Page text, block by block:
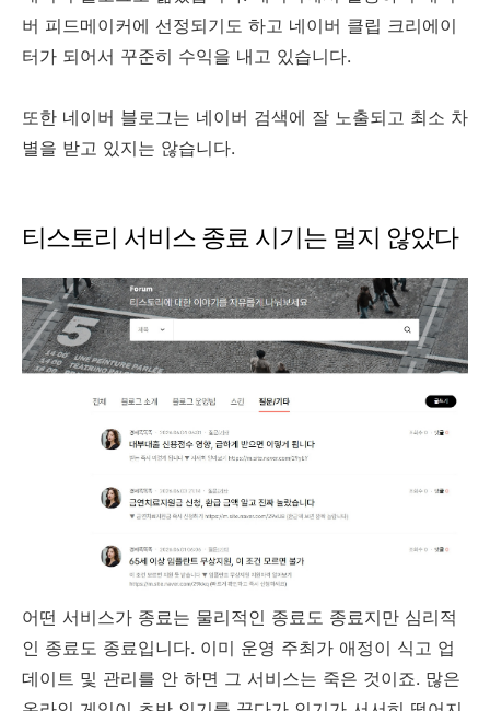
버 피드메이커에 선정되기도 하고 네이버 클립 크리에이
터가 되어서 꾸준히 수익을 내고 있습니다.
또한 네이버 블로그는 네이버 검색에 잘 노출되고 최소 차
별을 받고 있지는 않습니다.
티스토리 서비스 종료 시기는 멀지 않았다
어떤 서비스가 종료는 물리적인 종료도 종료지만 심리적
인 종료도 종료입니다. 이미 운영 주최가 애정이 식고 업
데이트 및 관리를 안 하면 그 서비스는 죽은 것이죠. 많은